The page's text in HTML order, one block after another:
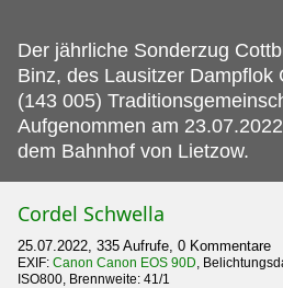
Der jährliche Sonderzug
Binz, des Lausitzer Dampflok
(143 005)
Aufgenommen am
dem Bahnhof von Lietzow.
Cordel Schwella
25.07.2022, 335 Aufrufe, 0 Kommentare
EXIF: Canon Canon EOS 90D,
ISO800, Brennweite: 41/1